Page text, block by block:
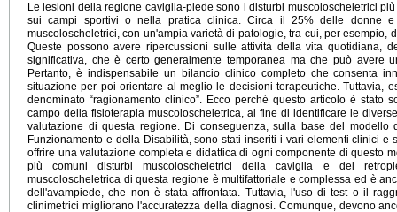
Le lesioni della regione caviglia-piede sono i disturbi muscoloscheletrici
sui campi sportivi o nella pratica clinica. Circa il 25% delle donne
muscoloscheletrici, con un'ampia varietà di patologie, tra cui, per esempio,
Queste possono avere ripercussioni sulle attività della vita quotidiana,
significativa, che è certo generalmente temporanea ma che può avere
Pertanto, è indispensabile un bilancio clinico completo che consenta
situazione per poi orientare al meglio le decisioni terapeutiche. Tuttavia,
denominato “ragionamento clinico”. Ecco perché questo articolo è stato
campo della fisioterapia muscoloscheletrica, al fine di identificare le
valutazione di questa regione. Di conseguenza, sulla base del modello
Funzionamento e della Disabilità, sono stati inseriti i vari elementi clinici e
offrire una valutazione completa e didattica di ogni componente di questo
più comuni disturbi muscoloscheletrici della caviglia e del
muscoloscheletrica di questa regione è multifattoriale e complessa ed è
dell'avampiede, che non è stata affrontata. Tuttavia, l'uso di test o il
clinimetrici migliorano l'accuratezza della diagnosi. Comunque, devono